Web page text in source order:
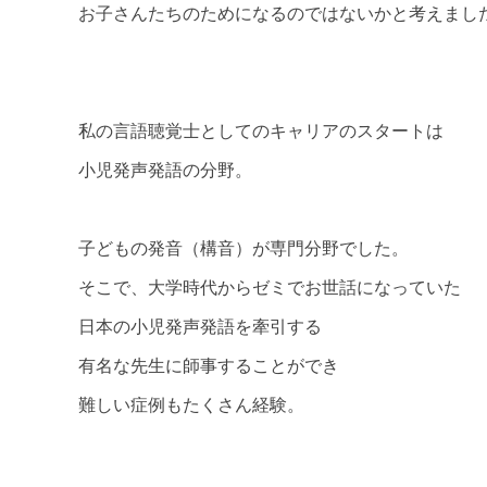
お子さんたちのためになるのではないかと考えまし
私の言語聴覚士としてのキャリアのスタートは
小児発声発語の分野。
子どもの発音（構音）が専門分野でした。
そこで、大学時代からゼミでお世話になっていた
日本の小児発声発語を牽引する
有名な先生に師事することができ
難しい症例もたくさん経験。